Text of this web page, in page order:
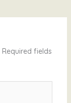
Required fields